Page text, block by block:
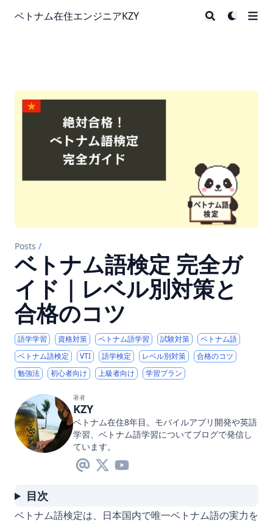
ベトナム在住エンジニアKZY
Posts /
ベトナム語検定 完全ガ
イド｜レベル別対策と
合格のコツ
語学学習 資格対策 ベトナム語学習 試験対策
ベトナム語
ベトナム語検定
VTI 語学検定 レベル別対策
合格のコツ
勉強法
初心者向け 上級者向け 学習プラン
著者
KZY
ベトナム在住8年目。モバイルアプリ開発や英語
学習、ベトナム語学習についてブログで発信し
ています。
目次
ベトナム語検定は、日本国内で唯一ベトナム語の実力を